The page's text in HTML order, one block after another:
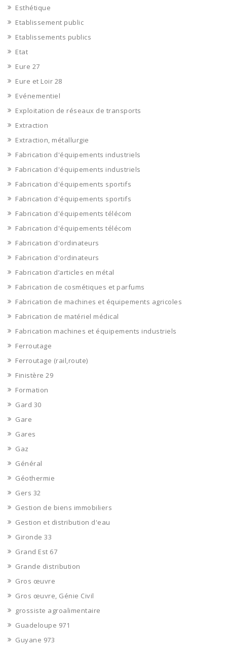
Esthétique
Etablissement public
Etablissements publics
Etat
Eure 27
Eure et Loir 28
Evénementiel
Exploitation de réseaux de transports
Extraction
Extraction, métallurgie
Fabrication d'équipements industriels
Fabrication d'équipements industriels
Fabrication d'équipements sportifs
Fabrication d'équipements sportifs
Fabrication d'équipements télécom
Fabrication d'équipements télécom
Fabrication d'ordinateurs
Fabrication d'ordinateurs
Fabrication d’articles en métal
Fabrication de cosmétiques et parfums
Fabrication de machines et équipements agricoles
Fabrication de matériel médical
Fabrication machines et équipements industriels
Ferroutage
Ferroutage (rail,route)
Finistère 29
Formation
Gard 30
Gare
Gares
Gaz
Général
Géothermie
Gers 32
Gestion de biens immobiliers
Gestion et distribution d'eau
Gironde 33
Grand Est 67
Grande distribution
Gros œuvre
Gros œuvre, Génie Civil
grossiste agroalimentaire
Guadeloupe 971
Guyane 973